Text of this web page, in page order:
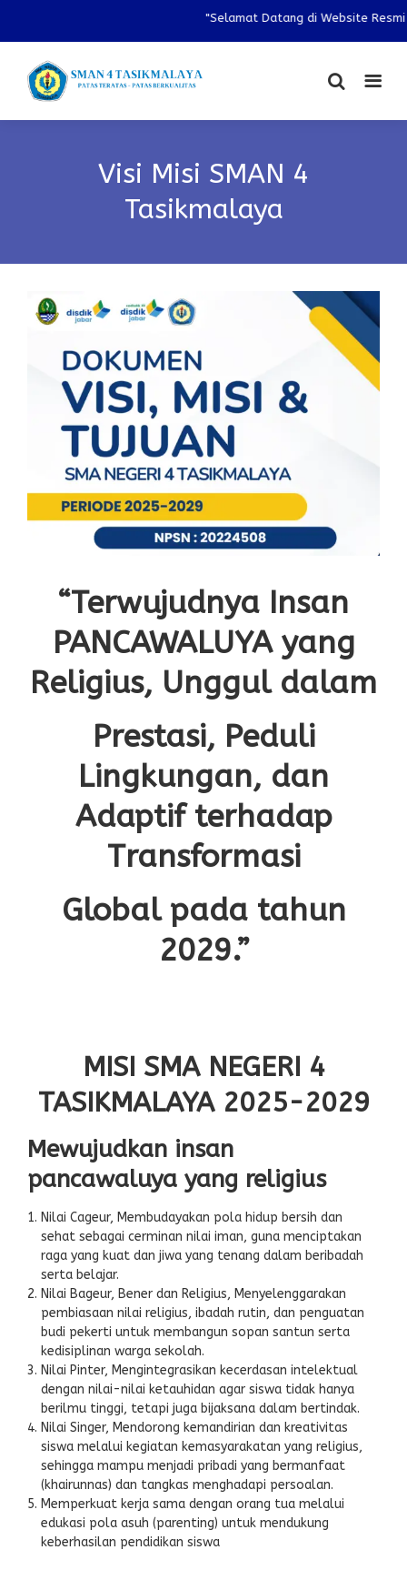
"Selamat Datang di Website Resmi
Visi Misi SMAN 4
Tasikmalaya
“Terwujudnya Insan
PANCAWALUYA yang
Religius, Unggul dalam
Prestasi, Peduli
Lingkungan, dan
Adaptif terhadap
Transformasi
Global pada tahun
2029.”
MISI SMA NEGERI 4
TASIKMALAYA 2025-2029
Mewujudkan insan
pancawaluya yang religius
Nilai Cageur, Membudayakan pola hidup bersih dan
sehat sebagai cerminan nilai iman, guna menciptakan
raga yang kuat dan jiwa yang tenang dalam beribadah
serta belajar.
Nilai Bageur, Bener dan Religius, Menyelenggarakan
pembiasaan nilai religius, ibadah rutin, dan penguatan
budi pekerti untuk membangun sopan santun serta
kedisiplinan warga sekolah.
Nilai Pinter, Mengintegrasikan kecerdasan intelektual
dengan nilai-nilai ketauhidan agar siswa tidak hanya
berilmu tinggi, tetapi juga bijaksana dalam bertindak.
Nilai Singer, Mendorong kemandirian dan kreativitas
siswa melalui kegiatan kemasyarakatan yang religius,
sehingga mampu menjadi pribadi yang bermanfaat
(khairunnas) dan tangkas menghadapi persoalan.
Memperkuat kerja sama dengan orang tua melalui
edukasi pola asuh (parenting) untuk mendukung
keberhasilan pendidikan siswa